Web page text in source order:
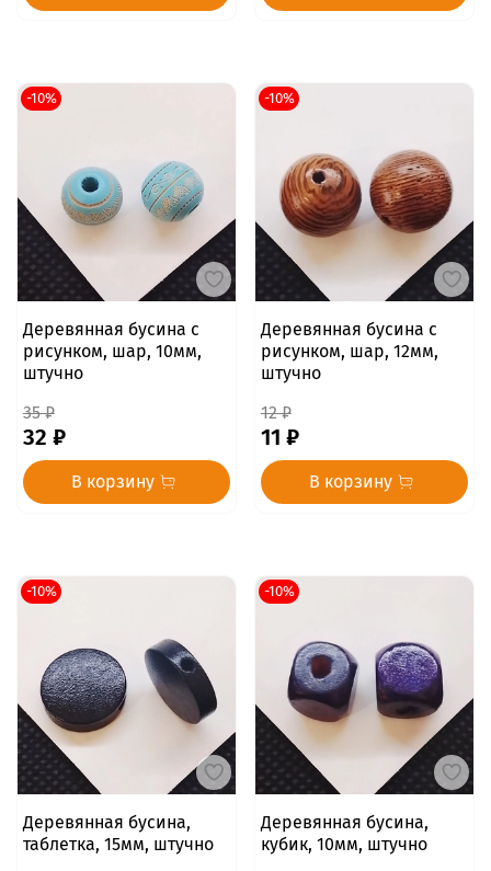
-10%
Деревянная бусина с
рисунком, шар, 10мм,
штучно
35 ₽
32 ₽
В корзину
-10%
Деревянная бусина с
рисунком, шар, 12мм,
штучно
12 ₽
11 ₽
В корзину
-10%
Деревянная бусина,
таблетка, 15мм, штучно
-10%
Деревянная бусина,
кубик, 10мм, штучно